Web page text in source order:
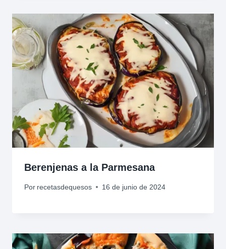
Berenjenas a la Parmesana
Por recetasdequesos 16 de junio de 2024